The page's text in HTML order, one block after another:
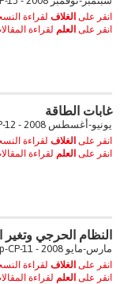
انقر على الغلاف لقراءة
انقر على العلم لقراءة
غابات الطاقة
يونيو-أغسطس 2008 - Op-CP-12
انقر على الغلاف لقراءة
انقر على العلم لقراءة
النظام الحرجي وتغير
مارس-مايو 2008 - Op-CP-11
انقر على الغلاف لقراءة
انقر على العلم لقراءة